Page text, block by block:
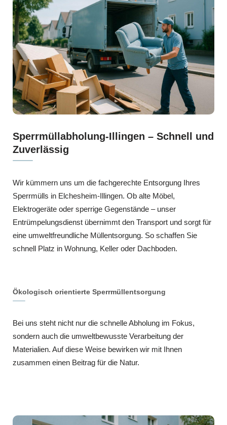
Sperrmüllabholung-Illingen – Schnell und
Zuverlässig
Wir kümmern uns um die fachgerechte Entsorgung Ihres
Sperrmülls in Elchesheim-Illingen. Ob alte Möbel,
Elektrogeräte oder sperrige Gegenstände – unser
Entrümpelungsdienst übernimmt den Transport und sorgt für
eine umweltfreundliche Müllentsorgung. So schaffen Sie
schnell Platz in Wohnung, Keller oder Dachboden.
Ökologisch orientierte Sperrmüllentsorgung
Bei uns steht nicht nur die schnelle Abholung im Fokus,
sondern auch die umweltbewusste Verarbeitung der
Materialien. Auf diese Weise bewirken wir mit Ihnen
zusammen einen Beitrag für die Natur.